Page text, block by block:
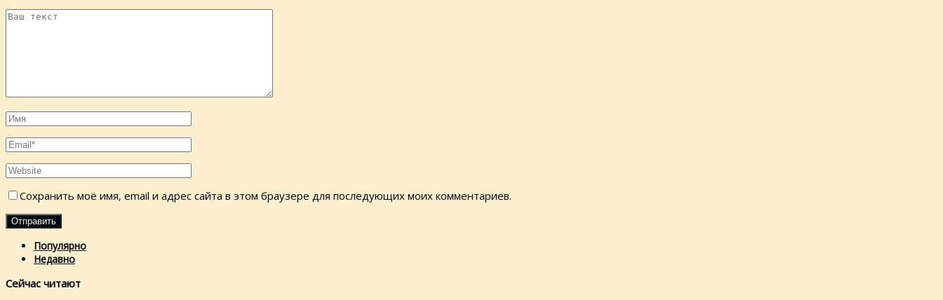
Сохранить моё имя, email и адрес сайта в этом браузере для последующих моих комментариев.
Популярно
Недавно
Сейчас читают